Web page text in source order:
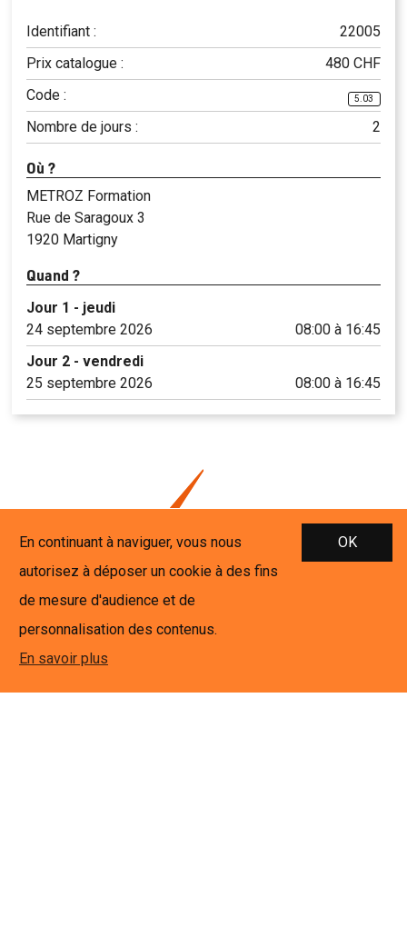
Identifiant :
22005
Prix catalogue :
480 CHF
Code :
5.03
Nombre de jours : 2
Où ?
METROZ Formation
Rue de Saragoux 3
1920 Martigny
Quand ?
Jour 1 - jeudi
24 septembre 2026
08:00 à 16:45
Jour 2 - vendredi
25 septembre 2026
08:00 à 16:45
NOUS CONTACTER
METROZ Formation & Services Sàrl
Rue de Saragoux 3
En continuant à naviguer, vous nous
autorisez à déposer un cookie à des fins
de mesure d'audience et de
personnalisation des contenus.
En savoir plus
OK